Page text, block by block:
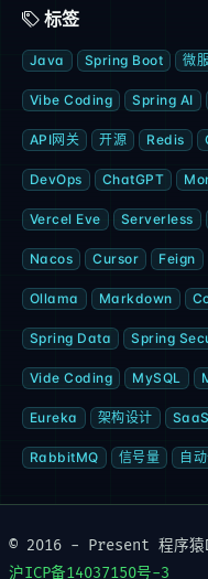
标签
Java Spring Boot 微
Vibe Coding Spring AI
API网关 开源 Redis
DevOps ChatGPT
Vercel Eve Serverless
Nacos Cursor Feign
Ollama Markdown
Spring Data Spring
Vide Coding MySQL
Eureka 架构设计 SaaS
RabbitMQ 信号量 自
© 2016 - Present 程序
沪ICP备14037150号-3